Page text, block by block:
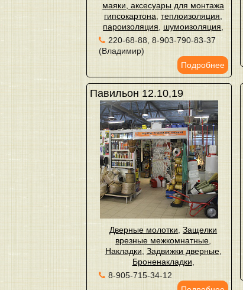
маяки, аксесуары для монтажа
гипсокартона ,теплоизоляция
пароизоляция
шумоизоляция
220-68-88, 8-903-790-83-37
(Владимир)
Подробнее
Павильон 12.10,19
Дверные молотки ,Защелки
врезные межкомнатные
Накладки Задвижки дверные,
Броненакладки
8-905-715-34-12